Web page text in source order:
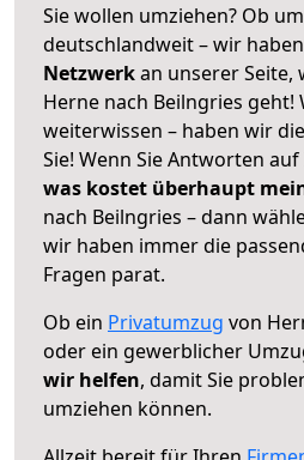
Sie wollen umziehen? Ob
deutschlandweit – wir
Netzwerkan unserer Seite,
Herne nach Beilngries geht!
weiterwissen – haben wir
Sie! Wenn Sie Antworten
was kostet überhaupt
nach Beilngries – dann
wir haben immer die
Fragen parat.
Ob ein Privatumzug von
oder ein gewerblicher
wir helfen, damit Sie
umziehen können.